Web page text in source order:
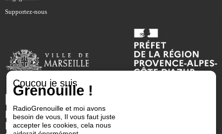
Supportez-nous
Coucou je suis
Grenouille !
RadioGrenouille et moi avons
besoin de vous, Il vous faut juste
accepter les cookies, cela nous